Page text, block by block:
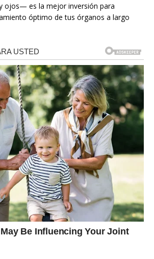
ojos— es la mejor inversión para
óptimo de tus órganos a largo